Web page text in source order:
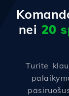
nei 20
Turite